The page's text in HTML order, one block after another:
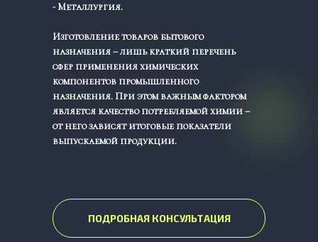
- Металлургия.
Изготовление товаров бытового
назначения – лишь краткий перечень
сфер применения химических
компонентов промышленного
назначения. При этом важным фактором
является качество потребляемой химии –
от него зависят итоговые показатели
выпускаемой продукции.
ПОДРОБНАЯ КОНСУЛЬТАЦИЯ